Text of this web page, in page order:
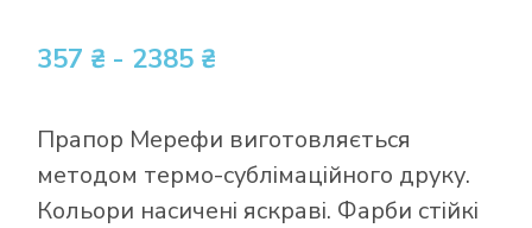
357 ₴ - 2385 ₴
Прапор Мерефи виготовляється
методом термо-сублімаційного друку.
Кольори насичені яскраві. Фарби стійкі